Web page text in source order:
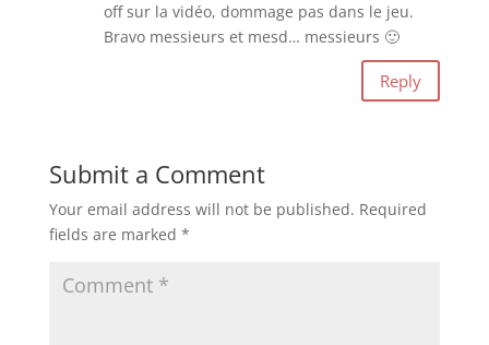
off sur la vidéo, dommage pas dans le jeu.
Bravo messieurs et mesd… messieurs 🙂
Reply
Submit a Comment
Your email address will not be published. Required
fields are marked *